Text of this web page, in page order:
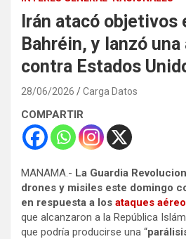
Irán atacó objetivos
Bahréin, y lanzó
contra Estados
28/06/2026 Carga Datos
COMPARTIR
MANAMA.- La Guardia
drones y misiles este domingo
en respuesta a los ataques
que alcanzaron a la República
que podría producirse una “